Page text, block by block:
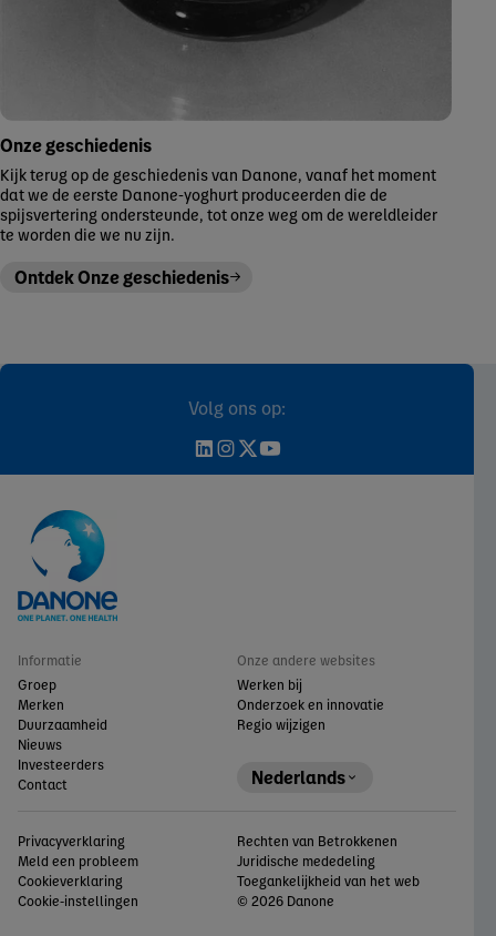
Onze geschiedenis
Kijk terug op de geschiedenis van Danone, vanaf het moment
dat we de eerste Danone-yoghurt produceerden die de
spijsvertering ondersteunde, tot onze weg om de wereldleider
te worden die we nu zijn.
Ontdek Onze geschiedenis
Volg ons op:
Informatie
Groep
Merken
Duurzaamheid
Nieuws
Investeerders
Contact
Onze andere websites
Werken bij
Onderzoek en innovatie
Regio wijzigen
Nederlands
Privacyverklaring
Meld een probleem
Cookieverklaring
Cookie-instellingen
Rechten van Betrokkenen
Juridische mededeling
Toegankelijkheid van het web
© 2026 Danone